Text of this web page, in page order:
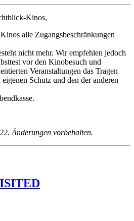
Kinos,
alle Zugangsbeschränkungen
nicht mehr. Wir empfehlen jedoch
vor den Kinobesuch und
Veranstaltungen das Tragen
Schutz und den der anderen
Änderungen vorbehalten.